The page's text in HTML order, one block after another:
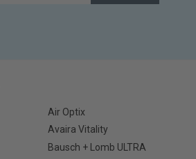
Air Optix
Avaira Vitality
Bausch + Lomb ULTRA